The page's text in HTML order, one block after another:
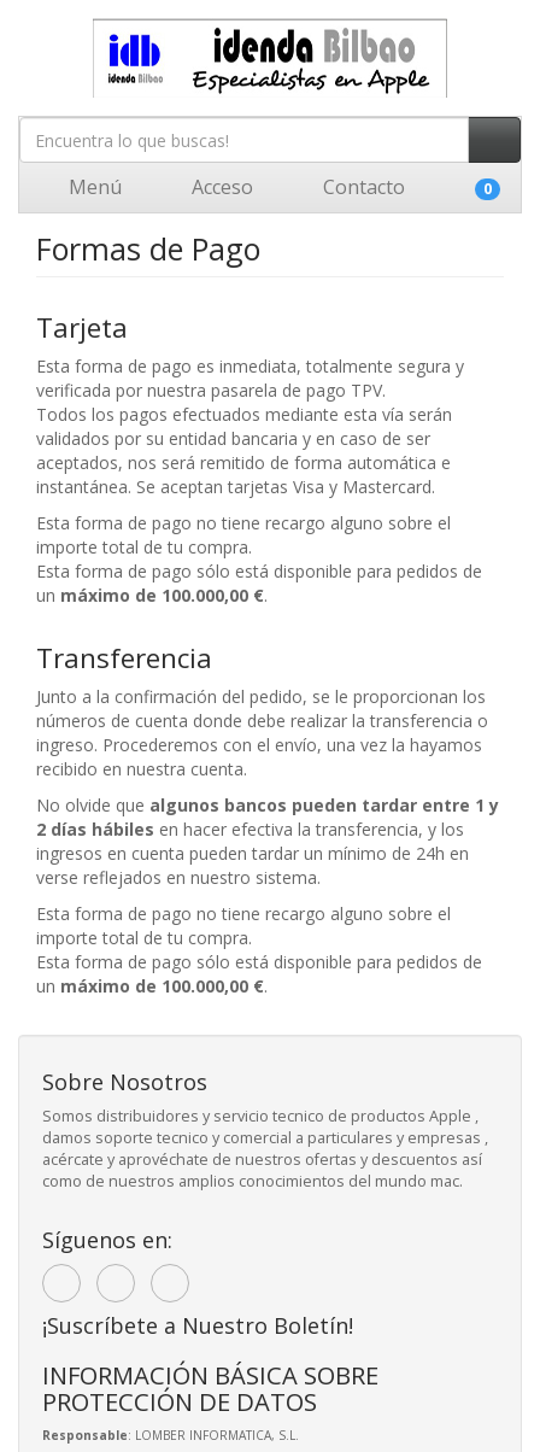
Menú Acceso Contacto 0
Formas de Pago
Tarjeta
Esta forma de pago es inmediata, totalmente segura y
verificada por nuestra pasarela de pago TPV.
Todos los pagos efectuados mediante esta vía serán
validados por su entidad bancaria y en caso de ser
aceptados, nos será remitido de forma automática e
instantánea. Se aceptan tarjetas Visa y Mastercard.
Esta forma de pago no tiene recargo alguno sobre el
importe total de tu compra.
Esta forma de pago sólo está disponible para pedidos de
un máximo de 100.000,00 €.
Transferencia
Junto a la confirmación del pedido, se le proporcionan los
números de cuenta donde debe realizar la transferencia o
ingreso. Procederemos con el envío, una vez la hayamos
recibido en nuestra cuenta.
No olvide que algunos bancos pueden tardar entre 1 y
2 días hábiles en hacer efectiva la transferencia, y los
ingresos en cuenta pueden tardar un mínimo de 24h en
verse reflejados en nuestro sistema.
Esta forma de pago no tiene recargo alguno sobre el
importe total de tu compra.
Esta forma de pago sólo está disponible para pedidos de
un máximo de 100.000,00 €.
Sobre Nosotros
Somos distribuidores y servicio tecnico de productos Apple ,
damos soporte tecnico y comercial a particulares y empresas ,
acércate y aprovéchate de nuestros ofertas y descuentos así
como de nuestros amplios conocimientos del mundo mac.
Síguenos en:
¡Suscríbete a Nuestro Boletín!
INFORMACIÓN BÁSICA SOBRE
PROTECCIÓN DE DATOS
Responsable: LOMBER INFORMATICA, S.L.